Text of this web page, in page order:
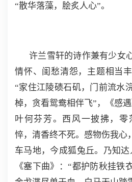
“散华落藻，脍炙人心”。
许兰雪轩的诗作兼有少女
情怀、闺愁清怨，主题相当
“家住江陵碛石矶，门前流水
棹，贪看鸳鸯相伴飞”，《感
叶何芬芳。西风一披拂，零
悴，清香终不死。感物伤我心
车马地，今成狐兔丘。乃知
《塞下曲》：“都护防秋挂铁